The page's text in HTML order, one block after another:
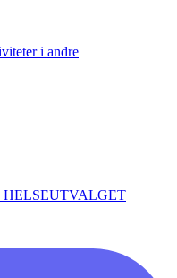
i andre
HELSEUTVALGET